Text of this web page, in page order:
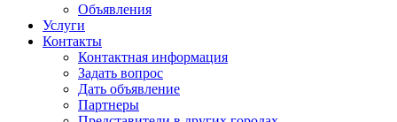
Объявления
Услуги
Контакты
Контактная информация
Задать вопрос
Дать объявление
Партнеры